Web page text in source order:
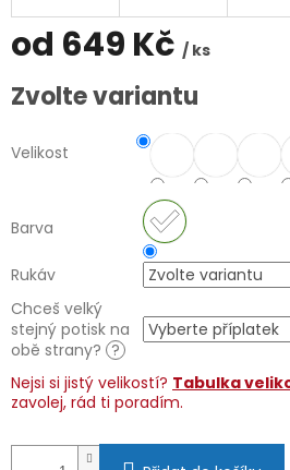
od 649 Kč / ks
Měrná
cena:
Zvolte variantu
Velikost
Barva
Rukáv
Chceš velký
stejný potisk na
obě strany? ?
Nejsi si jistý velikostí? Tabulka
zavolej, rád ti poradím.